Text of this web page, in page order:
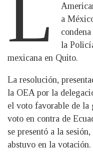
a
la
mexicana en Quito.
La resolución,
la OEA por la
el voto favorable de la
voto en contra de
se presentó a la
abstuvo en la votación.